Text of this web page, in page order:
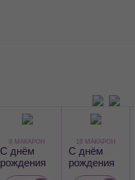
9 МАКАРОН
С днём
рождения
18 МАКАРОН
С днём
рождения